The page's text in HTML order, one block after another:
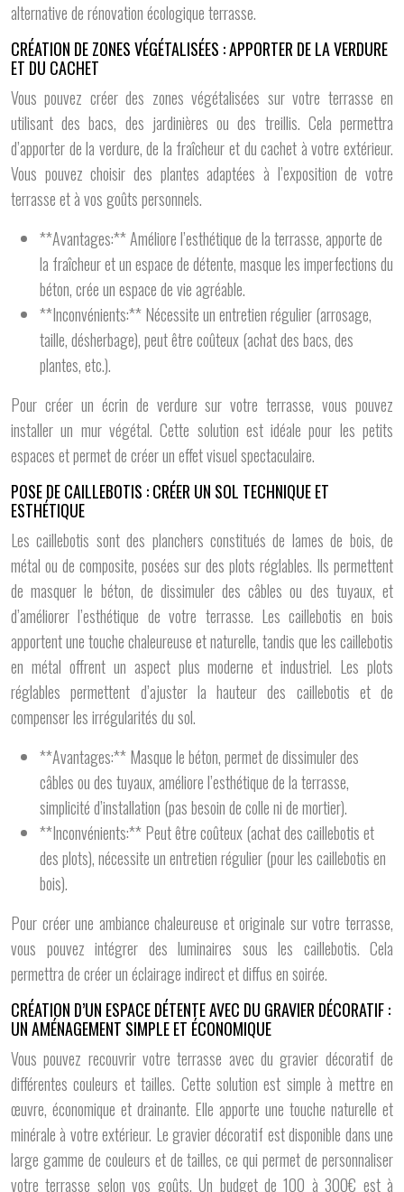
alternative de rénovation écologique terrasse.
CRÉATION DE ZONES VÉGÉTALISÉES : APPORTER DE LA VERDURE
ET DU CACHET
Vous pouvez créer des zones végétalisées sur votre terrasse en
utilisant des bacs, des jardinières ou des treillis. Cela permettra
d’apporter de la verdure, de la fraîcheur et du cachet à votre extérieur.
Vous pouvez choisir des plantes adaptées à l’exposition de votre
terrasse et à vos goûts personnels.
**Avantages:** Améliore l’esthétique de la terrasse, apporte de
la fraîcheur et un espace de détente, masque les imperfections du
béton, crée un espace de vie agréable.
**Inconvénients:** Nécessite un entretien régulier (arrosage,
taille, désherbage), peut être coûteux (achat des bacs, des
plantes, etc.).
Pour créer un écrin de verdure sur votre terrasse, vous pouvez
installer un mur végétal. Cette solution est idéale pour les petits
espaces et permet de créer un effet visuel spectaculaire.
POSE DE CAILLEBOTIS : CRÉER UN SOL TECHNIQUE ET
ESTHÉTIQUE
Les caillebotis sont des planchers constitués de lames de bois, de
métal ou de composite, posées sur des plots réglables. Ils permettent
de masquer le béton, de dissimuler des câbles ou des tuyaux, et
d’améliorer l’esthétique de votre terrasse. Les caillebotis en bois
apportent une touche chaleureuse et naturelle, tandis que les caillebotis
en métal offrent un aspect plus moderne et industriel. Les plots
réglables permettent d’ajuster la hauteur des caillebotis et de
compenser les irrégularités du sol.
**Avantages:** Masque le béton, permet de dissimuler des
câbles ou des tuyaux, améliore l’esthétique de la terrasse,
simplicité d’installation (pas besoin de colle ni de mortier).
**Inconvénients:** Peut être coûteux (achat des caillebotis et
des plots), nécessite un entretien régulier (pour les caillebotis en
bois).
Pour créer une ambiance chaleureuse et originale sur votre terrasse,
vous pouvez intégrer des luminaires sous les caillebotis. Cela
permettra de créer un éclairage indirect et diffus en soirée.
CRÉATION D’UN ESPACE DÉTENTE AVEC DU GRAVIER DÉCORATIF :
UN AMÉNAGEMENT SIMPLE ET ÉCONOMIQUE
Vous pouvez recouvrir votre terrasse avec du gravier décoratif de
différentes couleurs et tailles. Cette solution est simple à mettre en
œuvre, économique et drainante. Elle apporte une touche naturelle et
minérale à votre extérieur. Le gravier décoratif est disponible dans une
large gamme de couleurs et de tailles, ce qui permet de personnaliser
votre terrasse selon vos goûts. Un budget de 100 à 300€ est à